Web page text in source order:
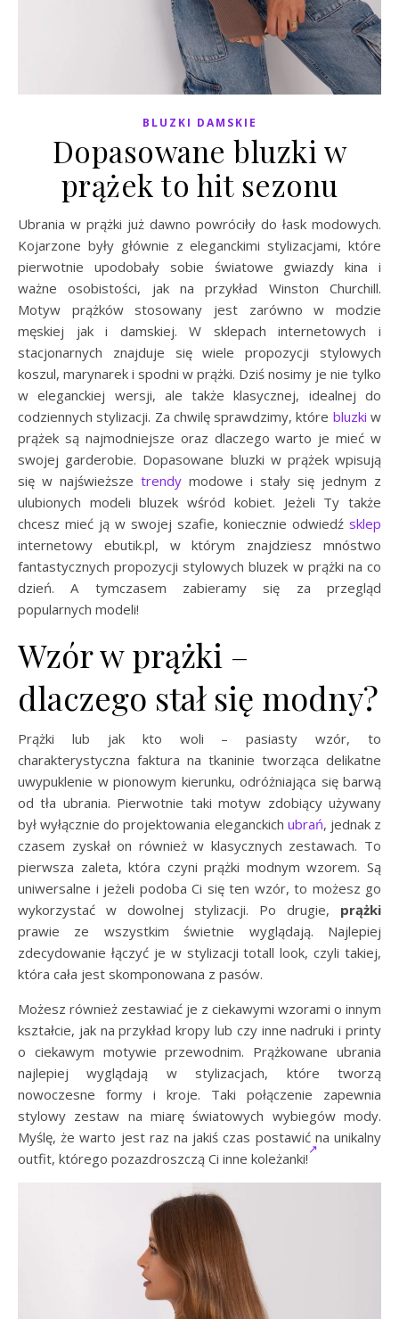
BLUZKI DAMSKIE
Dopasowane bluzki w
prążek to hit sezonu
Ubrania w prążki już dawno powróciły do łask modowych.
Kojarzone były głównie z eleganckimi stylizacjami, które
pierwotnie upodobały sobie światowe gwiazdy kina i
ważne osobistości, jak na przykład Winston Churchill.
Motyw prążków stosowany jest zarówno w modzie
męskiej jak i damskiej. W sklepach internetowych i
stacjonarnych znajduje się wiele propozycji stylowych
koszul, marynarek i spodni w prążki. Dziś nosimy je nie tylko
w eleganckiej wersji, ale także klasycznej, idealnej do
codziennych stylizacji. Za chwilę sprawdzimy, które bluzki w
prążek są najmodniejsze oraz dlaczego warto je mieć w
swojej garderobie. Dopasowane bluzki w prążek wpisują
się w najświeższe trendy modowe i stały się jednym z
ulubionych modeli bluzek wśród kobiet. Jeżeli Ty także
chcesz mieć ją w swojej szafie, koniecznie odwiedź sklep
internetowy ebutik.pl, w którym znajdziesz mnóstwo
fantastycznych propozycji stylowych bluzek w prążki na co
dzień. A tymczasem zabieramy się za przegląd
popularnych modeli!
Wzór w prążki –
dlaczego stał się modny?
Prążki lub jak kto woli – pasiasty wzór, to
charakterystyczna faktura na tkaninie tworząca delikatne
uwypuklenie w pionowym kierunku, odróżniająca się barwą
od tła ubrania. Pierwotnie taki motyw zdobiący używany
był wyłącznie do projektowania eleganckich ubrań, jednak z
czasem zyskał on również w klasycznych zestawach. To
pierwsza zaleta, która czyni prążki modnym wzorem. Są
uniwersalne i jeżeli podoba Ci się ten wzór, to możesz go
wykorzystać w dowolnej stylizacji. Po drugie, prążki
prawie ze wszystkim świetnie wyglądają. Najlepiej
zdecydowanie łączyć je w stylizacji totall look, czyli takiej,
która cała jest skomponowana z pasów.
Możesz również zestawiać je z ciekawymi wzorami o innym
kształcie, jak na przykład kropy lub czy inne nadruki i printy
o ciekawym motywie przewodnim. Prążkowane ubrania
najlepiej wyglądają w stylizacjach, które tworzą
nowoczesne formy i kroje. Taki połączenie zapewnia
stylowy zestaw na miarę światowych wybiegów mody.
Myślę, że warto jest raz na jakiś czas postawić na unikalny
outfit, którego pozazdroszczą Ci inne koleżanki!